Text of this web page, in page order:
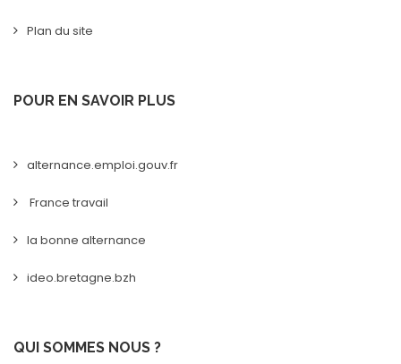
Plan du site
POUR EN SAVOIR PLUS
alternance.emploi.gouv.fr
France travail
la bonne alternance
ideo.bretagne.bzh
QUI SOMMES NOUS ?